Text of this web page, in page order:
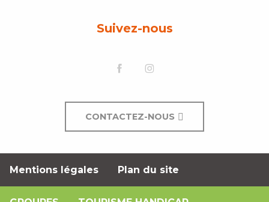
Suivez-nous
CONTACTEZ-NOUS
Mentions légales Plan du site